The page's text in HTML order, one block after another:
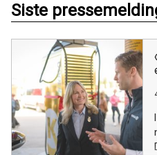
Siste